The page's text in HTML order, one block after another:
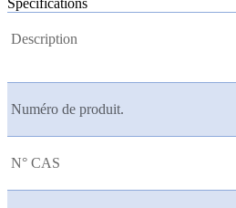
Spécifications
Description
Numéro de produit.
N° CAS